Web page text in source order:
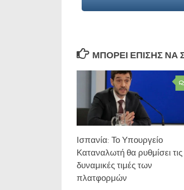
ΜΠΟΡΕΊ ΕΠΊΣΗΣ ΝΑ
Ισπανία: Το Υπουργείο
Καταναλωτή θα ρυθμίσει τις
δυναμικές τιμές των
πλατφορμών